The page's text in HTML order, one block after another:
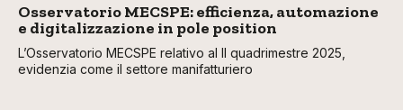
Osservatorio MECSPE: efficienza, automazione
e digitalizzazione in pole position
L’Osservatorio MECSPE relativo al II quadrimestre 2025,
evidenzia come il settore manifatturiero